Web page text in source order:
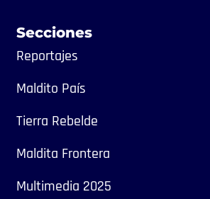
Secciones
Reportajes
Maldito País
Tierra Rebelde
Maldita Frontera
Multimedia 2025